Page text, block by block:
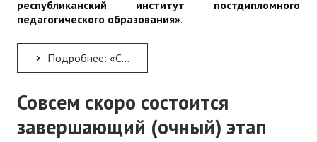
республиканский институт постдипломного
педагогического образования».
Подробнее: «Суворовские чтения» в Республике Крым
Совсем скоро состоится
завершающий (очный) этап